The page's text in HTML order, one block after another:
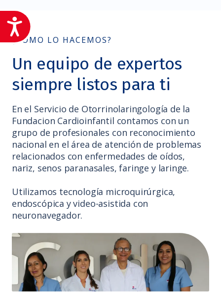
Accesibilidad
¿CÓMO LO HACEMOS?
Un equipo de expertos
siempre listos para ti
En el Servicio de Otorrinolaringología de la
Fundacion Cardioinfantil contamos con un
grupo de profesionales con reconocimiento
nacional en el área de atención de problemas
relacionados con enfermedades de oídos,
nariz, senos paranasales, faringe y laringe.
Utilizamos tecnología microquirúrgica,
endoscópica y video-asistida con
neuronavegador.